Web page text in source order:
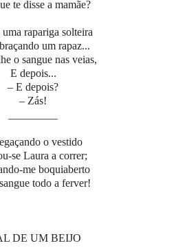
te disse a mamãe?
rapariga solteira
um rapaz...
o sangue nas veias,
E depois...
– E depois?
– Zás!
o vestido
se Laura a correr;
me boquiaberto
todo a ferver!
DE UM BEIJO